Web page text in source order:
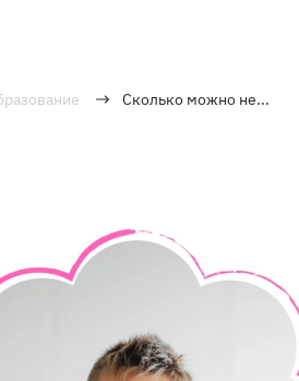
Сколько можно не...